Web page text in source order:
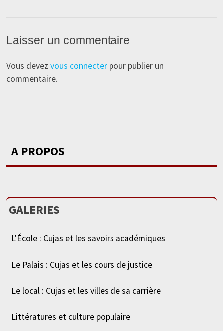
Laisser un commentaire
Vous devez vous connecterpour publier un
commentaire.
A PROPOS
GALERIES
L'École : Cujas et les savoirs académiques
Le Palais : Cujas et les cours de justice
Le local : Cujas et les villes de sa carrière
Littératures et culture populaire